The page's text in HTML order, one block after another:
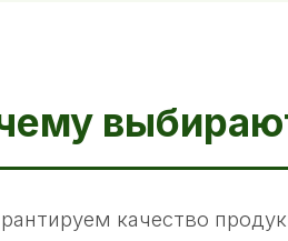
качество